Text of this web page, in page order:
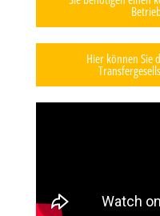
Hier können Sie